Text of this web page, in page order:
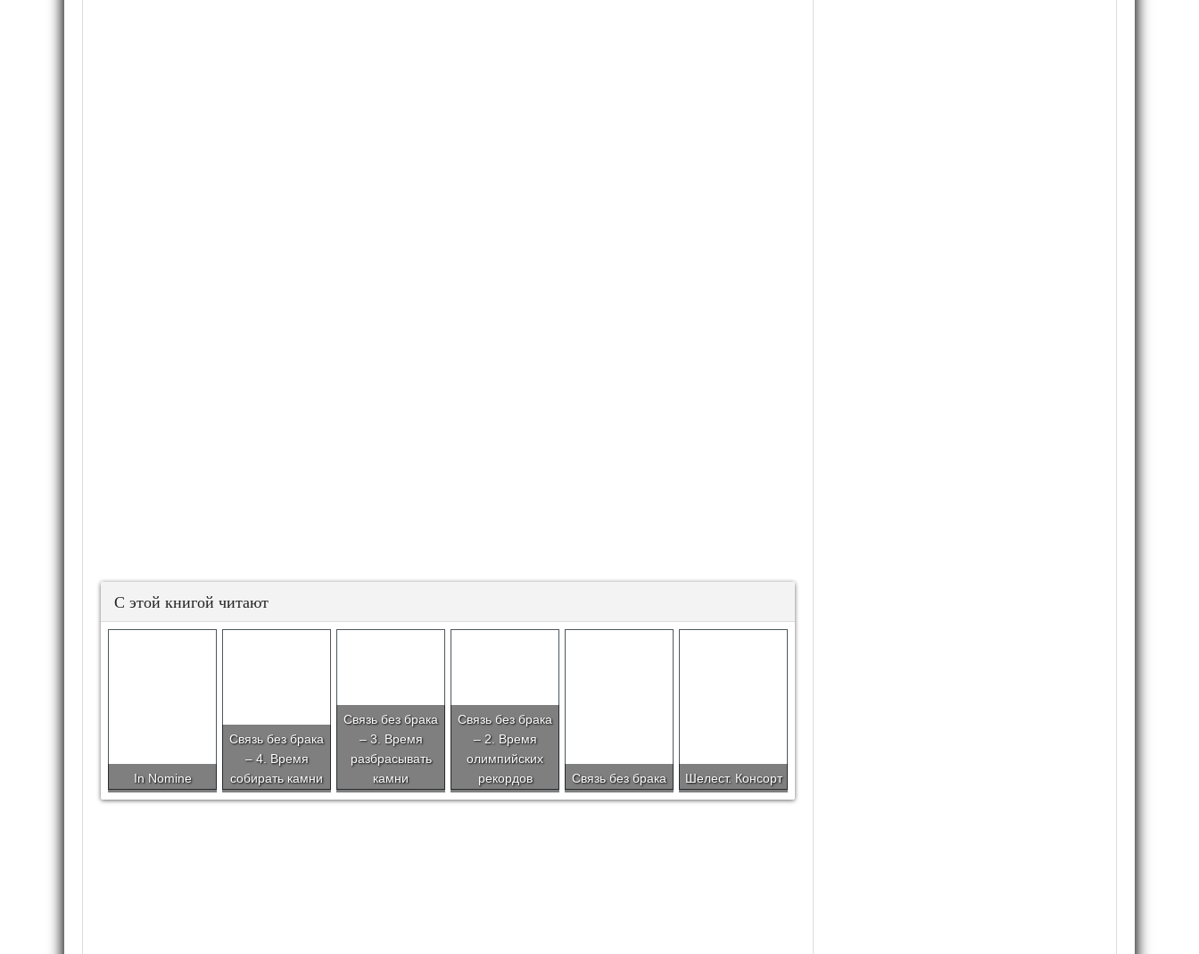
С этой книгой читают
In Nomine
Связь без брака
– 4. Время
собирать камни
Связь без брака
– 3. Время
разбрасывать
камни
Связь без брака
– 2. Время
олимпийских
рекордов
Связь без брака Шелест. Консорт